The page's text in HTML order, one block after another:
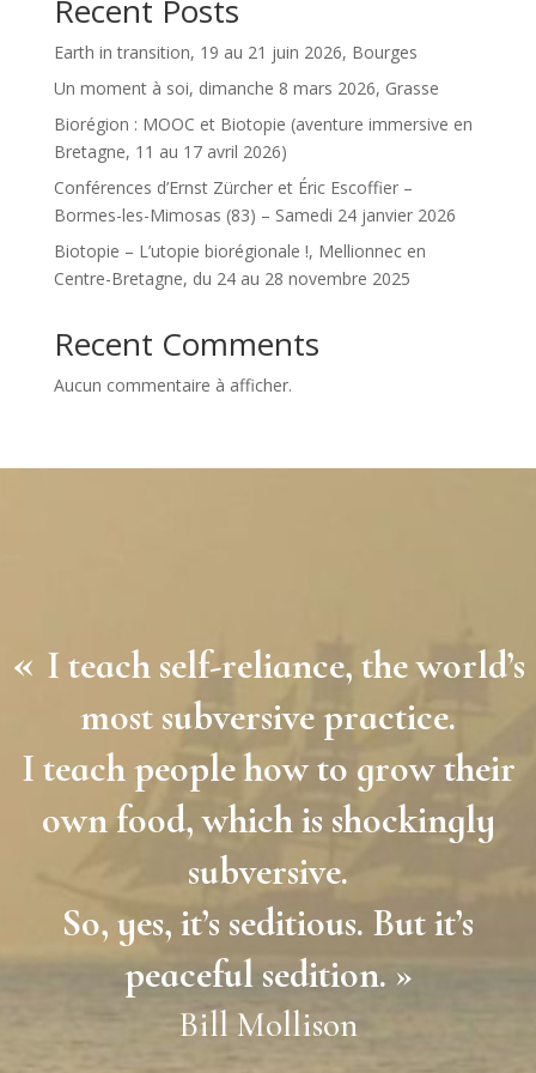
Recent Posts
Earth in transition, 19 au 21 juin 2026, Bourges
Un moment à soi, dimanche 8 mars 2026, Grasse
Biorégion : MOOC et Biotopie (aventure immersive en
Bretagne, 11 au 17 avril 2026)
Conférences d’Ernst Zürcher et Éric Escoffier –
Bormes-les-Mimosas (83) – Samedi 24 janvier 2026
Biotopie – L’utopie biorégionale !, Mellionnec en
Centre-Bretagne, du 24 au 28 novembre 2025
Recent Comments
Aucun commentaire à afficher.
« I teach self-reliance, the world’s
most subversive practice.
I teach people how to grow their
own food, which is shockingly
subversive.
So, yes, it’s seditious. But it’s
peaceful sedition. »
Bill Mollison